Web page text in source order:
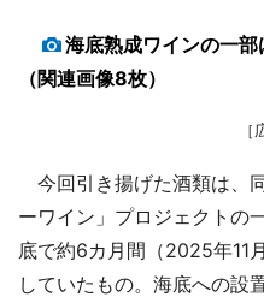
海底熟成ワインの一
（関連画像8枚）
［
今回引き揚げた酒類は、
ーワイン」プロジェクトの
底で約6カ月間（2025年11
していたもの。海底への設